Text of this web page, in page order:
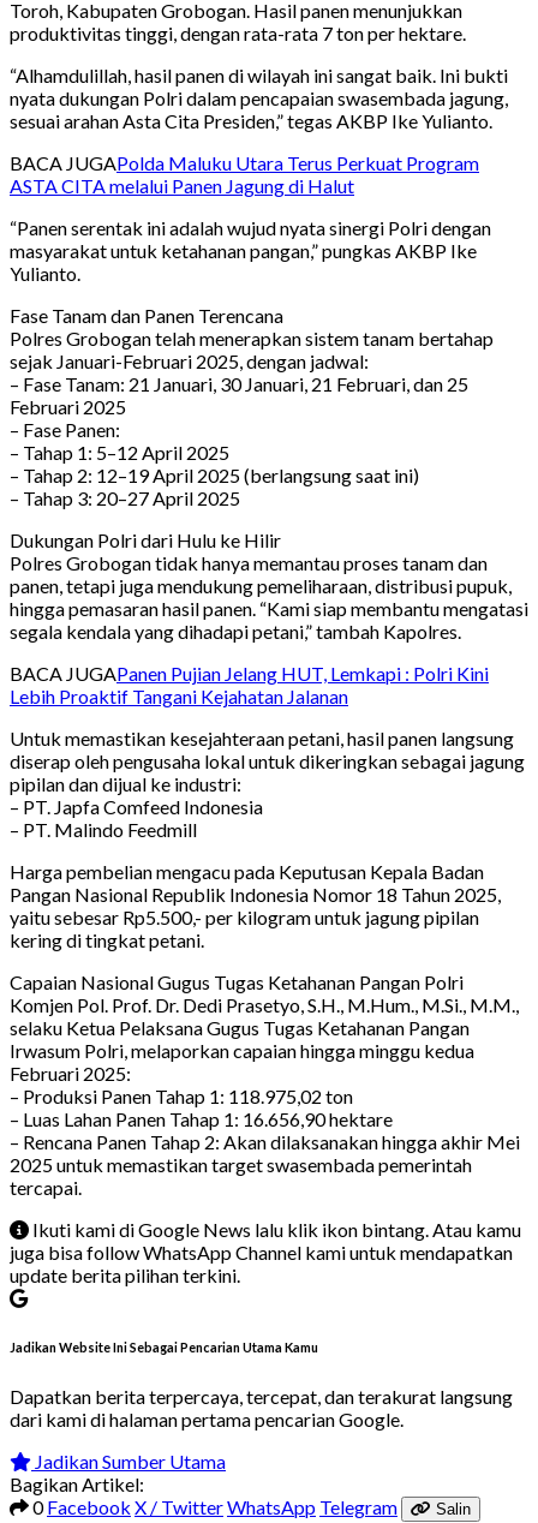
Toroh, Kabupaten Grobogan. Hasil panen menunjukkan
produktivitas tinggi, dengan rata-rata 7 ton per hektare.
“Alhamdulillah, hasil panen di wilayah ini sangat baik. Ini bukti
nyata dukungan Polri dalam pencapaian swasembada jagung,
sesuai arahan Asta Cita Presiden,” tegas AKBP Ike Yulianto.
BACA JUGAPolda Maluku Utara Terus Perkuat Program
ASTA CITA melalui Panen Jagung di Halut
“Panen serentak ini adalah wujud nyata sinergi Polri dengan
masyarakat untuk ketahanan pangan,” pungkas AKBP Ike
Yulianto.
Fase Tanam dan Panen Terencana
Polres Grobogan telah menerapkan sistem tanam bertahap
sejak Januari-Februari 2025, dengan jadwal:
– Fase Tanam: 21 Januari, 30 Januari, 21 Februari, dan 25
Februari 2025
– Fase Panen:
– Tahap 1: 5–12 April 2025
– Tahap 2: 12–19 April 2025 (berlangsung saat ini)
– Tahap 3: 20–27 April 2025
Dukungan Polri dari Hulu ke Hilir
Polres Grobogan tidak hanya memantau proses tanam dan
panen, tetapi juga mendukung pemeliharaan, distribusi pupuk,
hingga pemasaran hasil panen. “Kami siap membantu mengatasi
segala kendala yang dihadapi petani,” tambah Kapolres.
BACA JUGAPanen Pujian Jelang HUT, Lemkapi : Polri Kini
Lebih Proaktif Tangani Kejahatan Jalanan
Untuk memastikan kesejahteraan petani, hasil panen langsung
diserap oleh pengusaha lokal untuk dikeringkan sebagai jagung
pipilan dan dijual ke industri:
– PT. Japfa Comfeed Indonesia
– PT. Malindo Feedmill
Harga pembelian mengacu pada Keputusan Kepala Badan
Pangan Nasional Republik Indonesia Nomor 18 Tahun 2025,
yaitu sebesar Rp5.500,- per kilogram untuk jagung pipilan
kering di tingkat petani.
Capaian Nasional Gugus Tugas Ketahanan Pangan Polri
Komjen Pol. Prof. Dr. Dedi Prasetyo, S.H., M.Hum., M.Si., M.M.,
selaku Ketua Pelaksana Gugus Tugas Ketahanan Pangan
Irwasum Polri, melaporkan capaian hingga minggu kedua
Februari 2025:
– Produksi Panen Tahap 1: 118.975,02 ton
– Luas Lahan Panen Tahap 1: 16.656,90 hektare
– Rencana Panen Tahap 2: Akan dilaksanakan hingga akhir Mei
2025 untuk memastikan target swasembada pemerintah
tercapai.
Ikuti kami di Google News lalu klik ikon bintang. Atau kamu
juga bisa follow WhatsApp Channel kami untuk mendapatkan
update berita pilihan terkini.
Jadikan Website Ini Sebagai Pencarian Utama Kamu
Dapatkan berita terpercaya, tercepat, dan terakurat langsung
dari kami di halaman pertama pencarian Google.
Jadikan Sumber Utama
Bagikan Artikel:
0Facebook X / TwitterWhatsApp Telegram Salin